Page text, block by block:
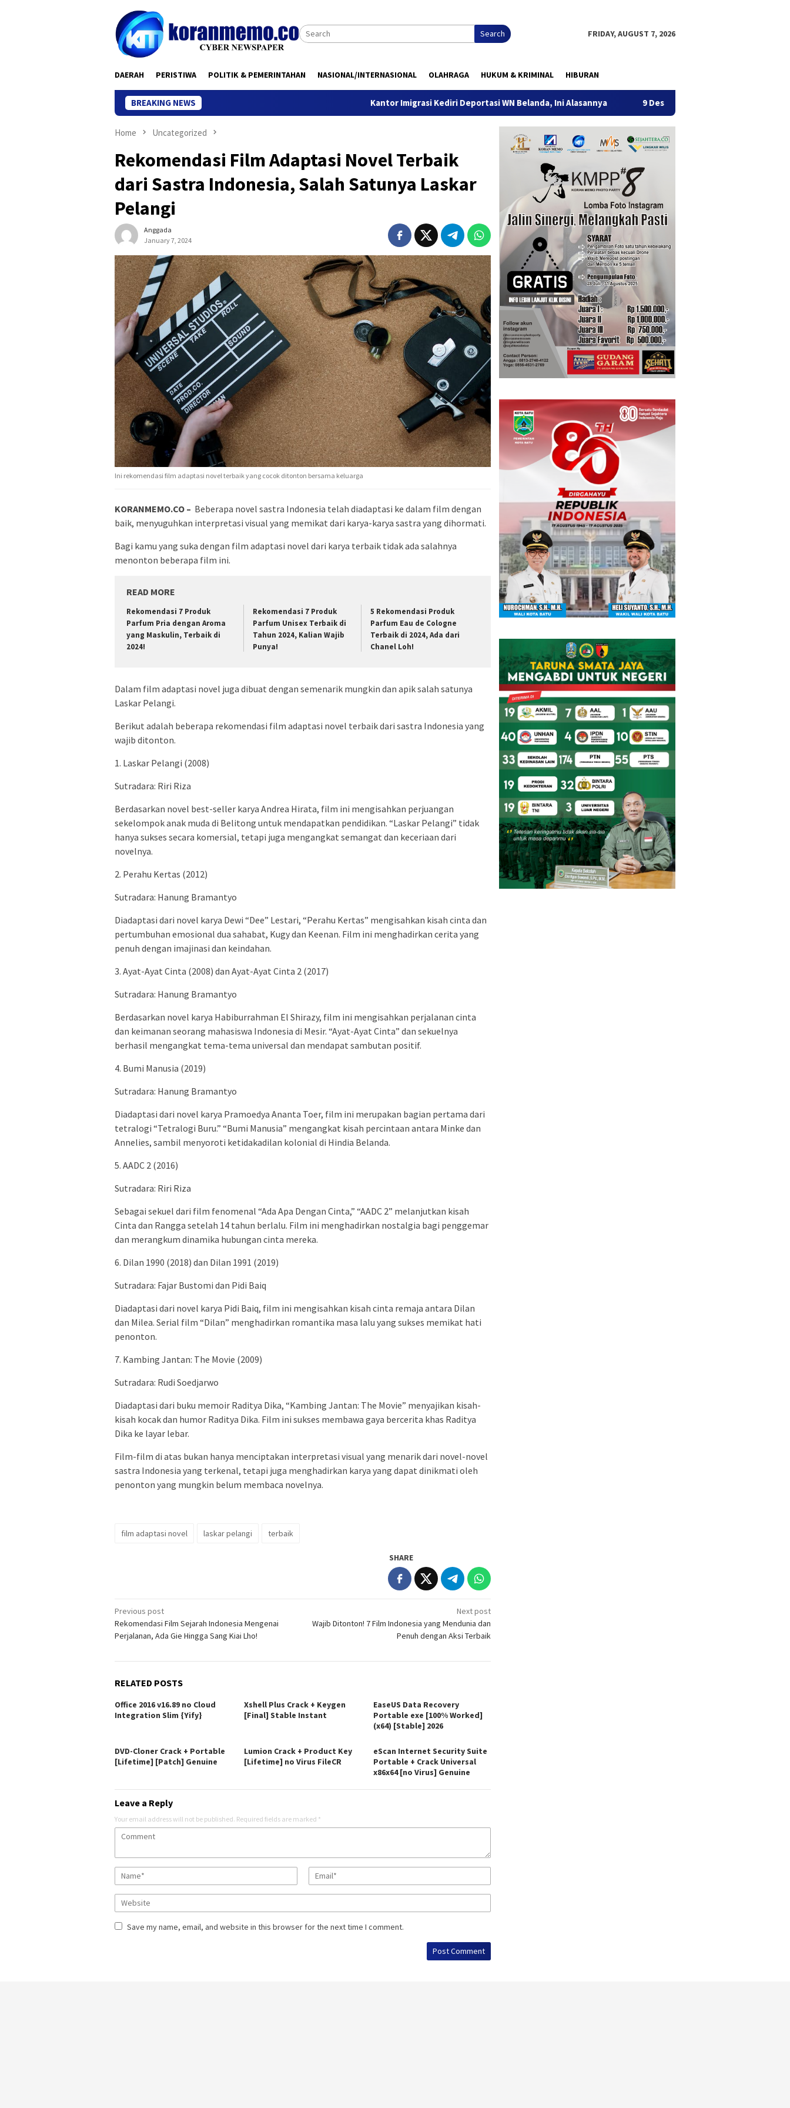
Search FRIDAY, AUGUST 7, 2026
DAERAH PERISTIWA POLITIK & PEMERINTAHAN NASIONAL/INTERNASIONAL OLAHRAGA HUKUM & KRIMINAL HIBURAN
BREAKING NEWS Kantor Imigrasi Kediri Deportasi WN Belanda, Ini Alasannya 9 Desa di 6 Kecamatan Tulungagung Alami
Home Uncategorized
Rekomendasi Film Adaptasi Novel Terbaik
dari Sastra Indonesia, Salah Satunya Laskar
Pelangi
Anggada
January 7, 2024
Ini rekomendasi film adaptasi novel terbaik yang cocok ditonton bersama keluarga
KORANMEMO.CO – Beberapa novel sastra Indonesia telah diadaptasi ke dalam film dengan
baik, menyuguhkan interpretasi visual yang memikat dari karya-karya sastra yang dihormati.
Bagi kamu yang suka dengan film adaptasi novel dari karya terbaik tidak ada salahnya
menonton beberapa film ini.
READ MORE
Rekomendasi 7 Produk
Parfum Pria dengan Aroma
yang Maskulin, Terbaik di
2024!
Rekomendasi 7 Produk
Parfum Unisex Terbaik di
Tahun 2024, Kalian Wajib
Punya!
5 Rekomendasi Produk
Parfum Eau de Cologne
Terbaik di 2024, Ada dari
Chanel Loh!
Dalam film adaptasi novel juga dibuat dengan semenarik mungkin dan apik salah satunya
Laskar Pelangi.
Berikut adalah beberapa rekomendasi film adaptasi novel terbaik dari sastra Indonesia yang
wajib ditonton.
1. Laskar Pelangi (2008)
Sutradara: Riri Riza
Berdasarkan novel best-seller karya Andrea Hirata, film ini mengisahkan perjuangan
sekelompok anak muda di Belitong untuk mendapatkan pendidikan. “Laskar Pelangi” tidak
hanya sukses secara komersial, tetapi juga mengangkat semangat dan keceriaan dari
novelnya.
2. Perahu Kertas (2012)
Sutradara: Hanung Bramantyo
Diadaptasi dari novel karya Dewi “Dee” Lestari, “Perahu Kertas” mengisahkan kisah cinta dan
pertumbuhan emosional dua sahabat, Kugy dan Keenan. Film ini menghadirkan cerita yang
penuh dengan imajinasi dan keindahan.
3. Ayat-Ayat Cinta (2008) dan Ayat-Ayat Cinta 2 (2017)
Sutradara: Hanung Bramantyo
Berdasarkan novel karya Habiburrahman El Shirazy, film ini mengisahkan perjalanan cinta
dan keimanan seorang mahasiswa Indonesia di Mesir. “Ayat-Ayat Cinta” dan sekuelnya
berhasil mengangkat tema-tema universal dan mendapat sambutan positif.
4. Bumi Manusia (2019)
Sutradara: Hanung Bramantyo
Diadaptasi dari novel karya Pramoedya Ananta Toer, film ini merupakan bagian pertama dari
tetralogi “Tetralogi Buru.” “Bumi Manusia” mengangkat kisah percintaan antara Minke dan
Annelies, sambil menyoroti ketidakadilan kolonial di Hindia Belanda.
5. AADC 2 (2016)
Sutradara: Riri Riza
Sebagai sekuel dari film fenomenal “Ada Apa Dengan Cinta,” “AADC 2” melanjutkan kisah
Cinta dan Rangga setelah 14 tahun berlalu. Film ini menghadirkan nostalgia bagi penggemar
dan merangkum dinamika hubungan cinta mereka.
6. Dilan 1990 (2018) dan Dilan 1991 (2019)
Sutradara: Fajar Bustomi dan Pidi Baiq
Diadaptasi dari novel karya Pidi Baiq, film ini mengisahkan kisah cinta remaja antara Dilan
dan Milea. Serial film “Dilan” menghadirkan romantika masa lalu yang sukses memikat hati
penonton.
7. Kambing Jantan: The Movie (2009)
Sutradara: Rudi Soedjarwo
Diadaptasi dari buku memoir Raditya Dika, “Kambing Jantan: The Movie” menyajikan kisah-
kisah kocak dan humor Raditya Dika. Film ini sukses membawa gaya bercerita khas Raditya
Dika ke layar lebar.
Film-film di atas bukan hanya menciptakan interpretasi visual yang menarik dari novel-novel
sastra Indonesia yang terkenal, tetapi juga menghadirkan karya yang dapat dinikmati oleh
penonton yang mungkin belum membaca novelnya.
film adaptasi novel laskar pelangi terbaik
SHARE
Post
navigation
Previous post
Rekomendasi Film Sejarah Indonesia Mengenai
Perjalanan, Ada Gie Hingga Sang Kiai Lho!
Next post
Wajib Ditonton! 7 Film Indonesia yang Mendunia dan
Penuh dengan Aksi Terbaik
RELATED POSTS
Office 2016 v16.89 no Cloud
Integration Slim {Yify}
Xshell Plus Crack + Keygen
[Final] Stable Instant
EaseUS Data Recovery
Portable exe [100% Worked]
(x64) [Stable] 2026
DVD-Cloner Crack + Portable
[Lifetime] [Patch] Genuine
Lumion Crack + Product Key
[Lifetime] no Virus FileCR
eScan Internet Security Suite
Portable + Crack Universal
x86x64 [no Virus] Genuine
Leave a Reply
Your email address will not be published. Required fields are marked *
Save my name, email, and website in this browser for the next time I comment.